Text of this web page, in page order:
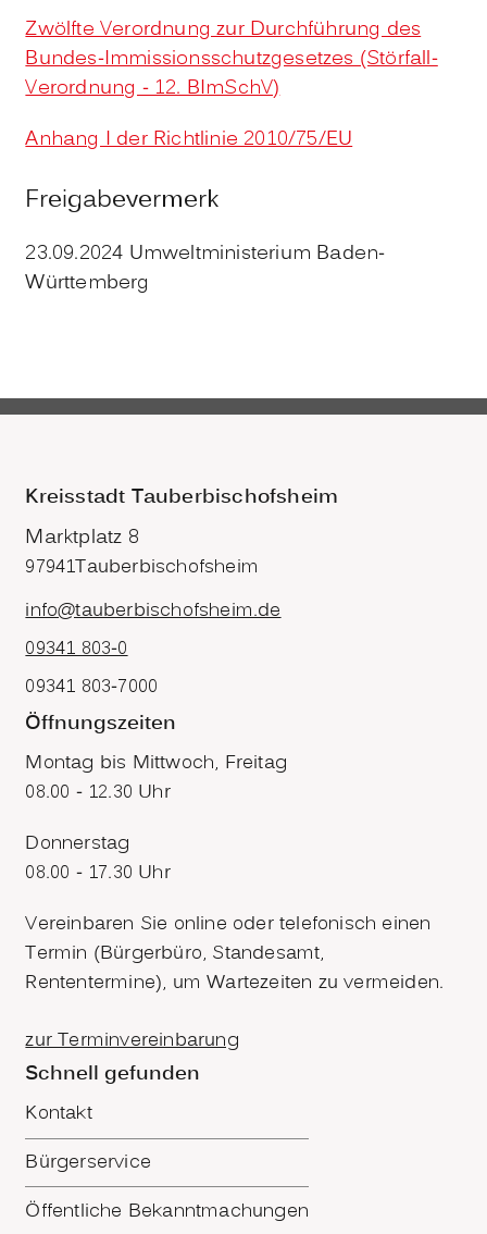
Zwölfte Verordnung zur Durchführung des
Bundes-Immissionsschutzgesetzes (Störfall-
Verordnung - 12. BImSchV)
Anhang I der Richtlinie 2010/75/EU
Freigabevermerk
23.09.2024 Umweltministerium Baden-
Württemberg
Kreisstadt Tauberbischofsheim
Marktplatz 8
97941Tauberbischofsheim
info@tauberbischofsheim.de
09341 803-0
09341 803-7000
Öffnungszeiten
Montag bis Mittwoch, Freitag
08.00 - 12.30 Uhr
Donnerstag
08.00 - 17.30 Uhr
Vereinbaren Sie online oder telefonisch einen
Termin (Bürgerbüro, Standesamt,
Rententermine), um Wartezeiten zu vermeiden.
zur Terminvereinbarung
Schnell gefunden
Kontakt
Bürgerservice
Öffentliche Bekanntmachungen